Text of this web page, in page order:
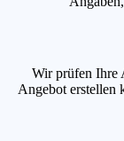
Wir prüfen Ihre
Angebot erstellen